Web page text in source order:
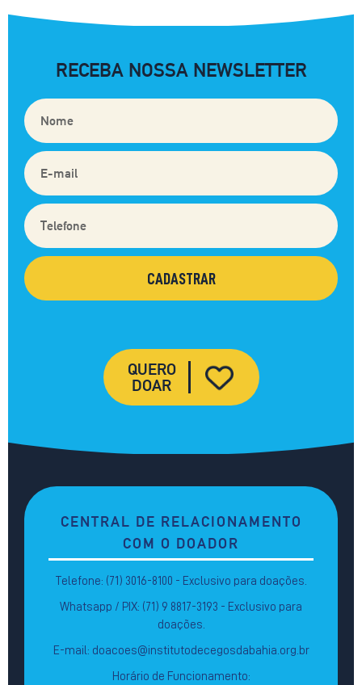
RECEBA NOSSA NEWSLETTER
QUERO
DOAR
CENTRAL DE RELACIONAMENTO
COM O DOADOR
Telefone: (71) 3016-8100 - Exclusivo para doações.
Whatsapp / PIX: (71) 9 8817-3193 - Exclusivo para
doações.
E-mail: doacoes@institutodecegosdabahia.org.br
Horário de Funcionamento: